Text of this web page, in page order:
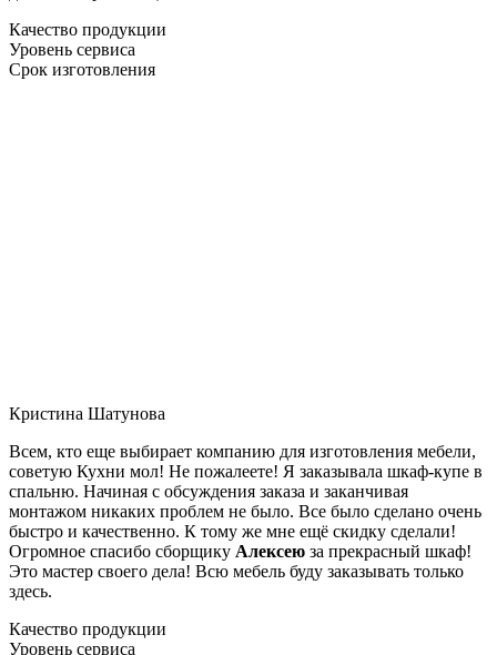
Качество продукции
Уровень сервиса
Срок изготовления
Кристина Шатунова
Всем, кто еще выбирает компанию для изготовления мебели,
советую Кухни мол! Не пожалеете! Я заказывала шкаф-купе в
спальню. Начиная с обсуждения заказа и заканчивая
монтажом никаких проблем не было. Все было сделано очень
быстро и качественно. К тому же мне ещё скидку сделали!
Огромное спасибо сборщику Алексею за прекрасный шкаф!
Это мастер своего дела! Всю мебель буду заказывать только
здесь.
Качество продукции
Уровень сервиса